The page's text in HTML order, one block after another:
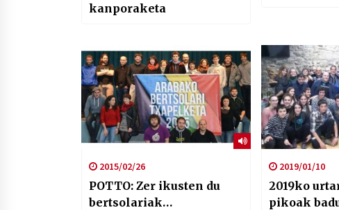
kanporaketa
2015/02/26
POTTO: Zer ikusten du
bertsolariak…
2019/01/10
2019ko
pikoak